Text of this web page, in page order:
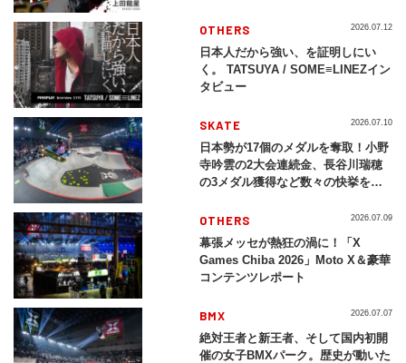
OTHERS
日本人だから強い、を証明しにい
く。 TATSUYA / SOME≡LINEZイン
タビュー
2026.07.12
SKATE
日本勢が17個のメダルを奪取！小野
寺吟雲の2大会連続金、長谷川瑞穂
の3メダル獲得など数々の快挙をプ
2026」
2026.07.10
OTHERS
幕張メッセが熱狂の渦に！「X
Games Chiba 2026」Moto X＆豪華
コンテンツレポート
2026.07.09
BMX
絶対王者と新王者、そして国内初開
催の女子BMXパーク。歴史が動いた
2026.07.07